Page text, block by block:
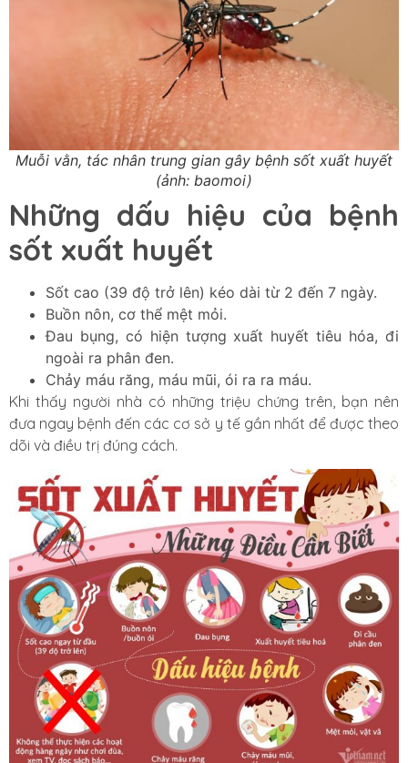
Muỗi vằn, tác nhân trung gian gây bệnh sốt xuất huyết
(ảnh: baomoi)
Những dấu hiệu của bệnh
sốt xuất huyết
Sốt cao (39 độ trở lên) kéo dài từ 2 đến 7 ngày.
Buồn nôn, cơ thể mệt mỏi.
Đau bụng, có hiện tượng xuất huyết tiêu hóa, đi
ngoài ra phân đen.
Chảy máu răng, máu mũi, ói ra ra máu.
Khi thấy người nhà có những triệu chứng trên, bạn nên
đưa ngay bệnh đến các cơ sở y tế gần nhất để được theo
dõi và điều trị đúng cách.